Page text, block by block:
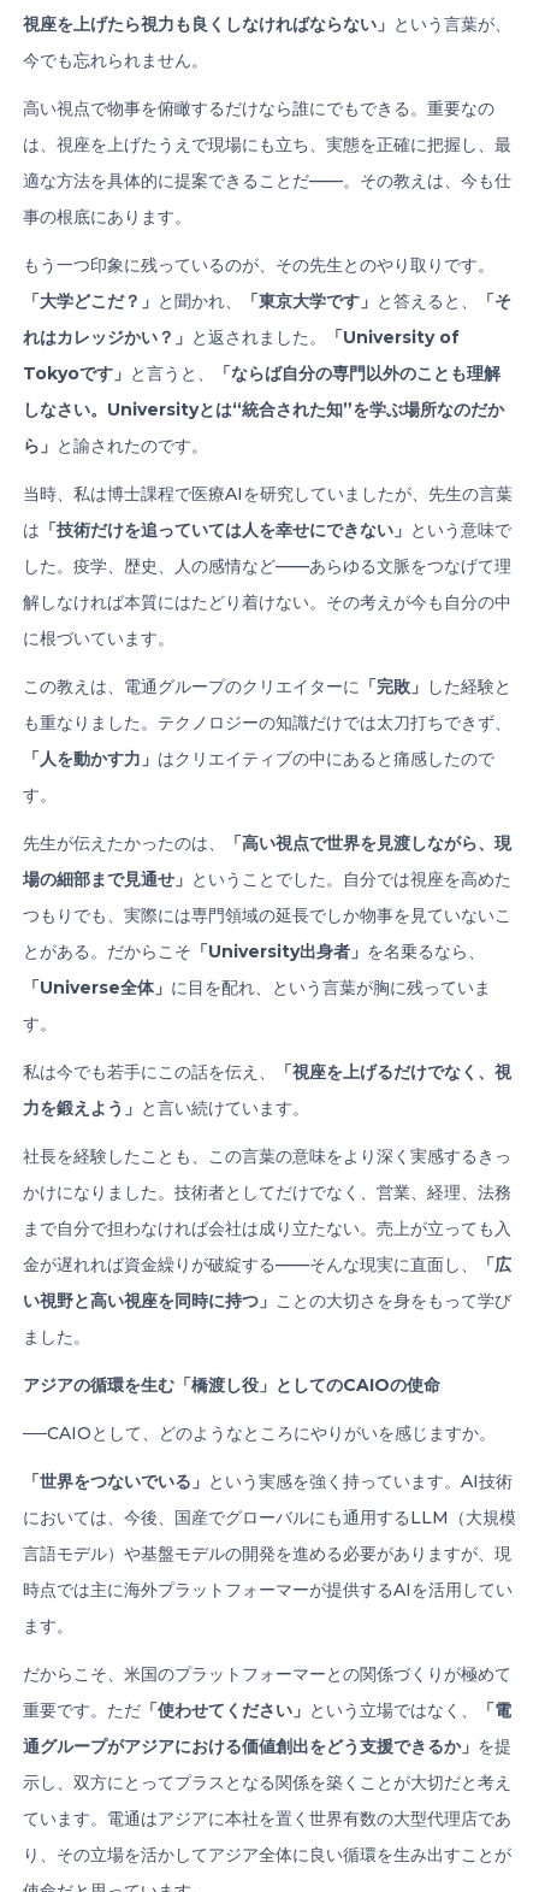
視座を上げたら視力も良くしなければならない」 という言葉が、
今でも忘れられません。
高い視点で物事を俯瞰するだけなら誰にでもできる。重要なの
は、視座を上げたうえで現場にも立ち、実態を正確に把握し、最
適な方法を具体的に提案できることだ——。その教えは、今も仕
事の根底にあります。
もう一つ印象に残っているのが、その先生とのやり取りです。
「大学どこだ？」 と聞かれ、 「東京大学です」 と答えると、
「そ
れはカレッジかい？」 と返されました。 「University of
Tokyoです」 と言うと、
「ならば自分の専門以外のことも理解
しなさい。 Universityとは“統合された知”を学ぶ場所なのだか
ら」 と諭されたのです。
当時、私は博士課程で医療AIを研究していましたが、先生の言葉
は 「技術だけを追っていては人を幸せにできない」 という意味で
した。疫学、歴史、人の感情など——あらゆる文脈をつなげて理
解しなければ本質にはたどり着けない。その考えが今も自分の中
に根づいています。
この教えは、電通グループのクリエイターに 「完敗」 した経験と
も重なりました。テクノロジーの知識だけでは太刀打ちできず、
「人を動かす力」 はクリエイティブの中にあると痛感したので
す。
先生が伝えたかったのは、
「高い視点で世界を見渡しながら、現
場の細部まで見通せ」 ということでした。自分では視座を高めた
つもりでも、実際には専門領域の延長でしか物事を見ていないこ
とがある。だからこそ 「University出身者」 を名乗るなら、
「Universe全体」 に目を配れ、という言葉が胸に残っていま
す。
私は今でも若手にこの話を伝え、
「視座を上げるだけでなく、視
力を鍛えよう」 と言い続けています。
社長を経験したことも、この言葉の意味をより深く実感するきっ
かけになりました。技術者としてだけでなく、営業、経理、法務
まで自分で担わなければ会社は成り立たない。売上が立っても入
金が遅れれば資金繰りが破綻する——そんな現実に直面し、
「広
い視野と高い視座を同時に持つ」 ことの大切さを身をもって学び
ました。
アジアの循環を生む「橋渡し役」としてのCAIOの使命
──CAIOとして、どのようなところにやりがいを感じますか。
「世界をつないでいる」 という実感を強く持っています。AI技術
においては、今後、国産でグローバルにも通用するLLM（大規模
言語モデル）や基盤モデルの開発を進める必要がありますが、現
時点では主に海外プラットフォーマーが提供するAIを活用してい
ます。
だからこそ、米国のプラットフォーマーとの関係づくりが極めて
重要です。ただ 「使わせてください」 という立場ではなく、
「電
通グループがアジアにおける価値創出をどう支援できるか」 を提
示し、双方にとってプラスとなる関係を築くことが大切だと考え
ています。電通はアジアに本社を置く世界有数の大型代理店であ
り、その立場を活かしてアジア全体に良い循環を生み出すことが